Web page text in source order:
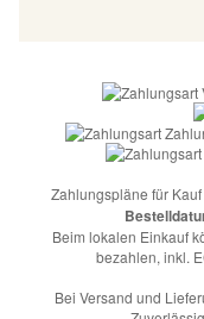
Zahlungspläne für
Beim lokalen Einkauf
bezahlen, inkl.
Bei Versand und